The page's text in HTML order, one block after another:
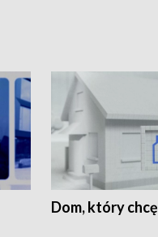
Dom, który chcę